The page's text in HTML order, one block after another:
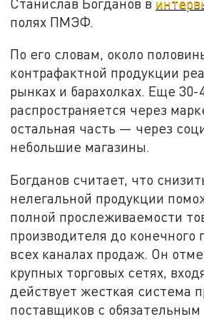
полях ПМЭФ.
По его словам, около
контрафактной продукции
рынках и барахолках. Еще
распространяется через
остальная часть — через
небольшие магазины.
Богданов считает, что
нелегальной продукции
полной прослеживаемости
производителя до конечного
всех каналах продаж. Он
крупных торговых сетях,
действует жесткая система
поставщиков с обязательным